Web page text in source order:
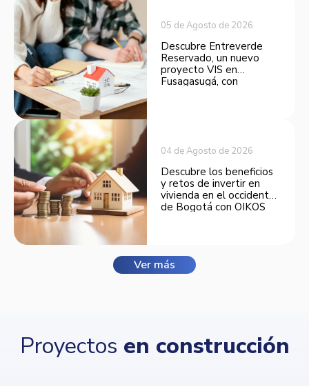
05 de Agosto de 2026
Descubre Entreverde
Reservado, un nuevo
proyecto VIS en
Fusagasugá, con
04 de Agosto de 2026
Descubre los beneficios
y retos de invertir en
vivienda en el occidente
de Bogotá con OIKOS
Ver más
Proyectos en construcción